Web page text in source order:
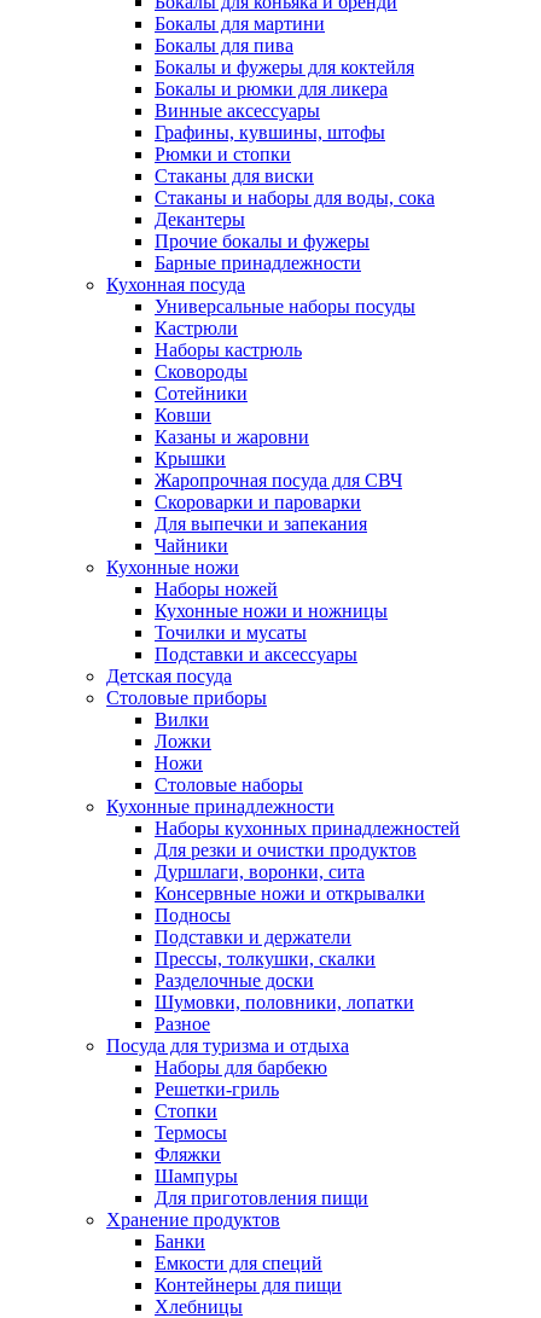
Бокалы для мартини
Бокалы для пива
Бокалы и фужеры для коктейля
Бокалы и рюмки для ликера
Винные аксессуары
Графины, кувшины, штофы
Рюмки и стопки
Стаканы для виски
Стаканы и наборы для воды, сока
Декантеры
Прочие бокалы и фужеры
Барные принадлежности
Кухонная посуда
Универсальные наборы посуды
Кастрюли
Наборы кастрюль
Сковороды
Сотейники
Ковши
Казаны и жаровни
Крышки
Жаропрочная посуда для СВЧ
Скороварки и пароварки
Для выпечки и запекания
Чайники
Кухонные ножи
Наборы ножей
Кухонные ножи и ножницы
Точилки и мусаты
Подставки и аксессуары
Детская посуда
Столовые приборы
Вилки
Ложки
Ножи
Столовые наборы
Кухонные принадлежности
Наборы кухонных принадлежностей
Для резки и очистки продуктов
Дуршлаги, воронки, сита
Консервные ножи и открывалки
Подносы
Подставки и держатели
Прессы, толкушки, скалки
Разделочные доски
Шумовки, половники, лопатки
Разное
Посуда для туризма и отдыха
Наборы для барбекю
Решетки-гриль
Стопки
Термосы
Фляжки
Шампуры
Для приготовления пищи
Хранение продуктов
Банки
Емкости для специй
Контейнеры для пищи
Хлебницы